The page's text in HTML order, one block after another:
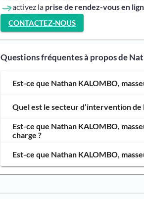
activez la prise de rendez-vous en
CONTACTEZ-NOUS
Questions fréquentes à propos de
Est-ce que Nathan KALOMBO,
Quel est le secteur d’intervention
Est-ce que Nathan KALOMBO,
charge ?
Est-ce que Nathan KALOMBO,